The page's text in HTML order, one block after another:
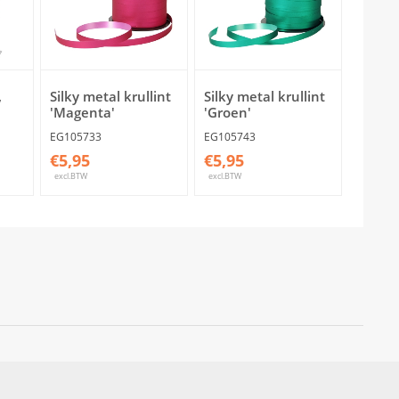
Silky metal krullint
'Magenta'
EG105733
€5,95
excl.BTW
Silky metal krullint
'Groen'
EG105743
€5,95
excl.BTW